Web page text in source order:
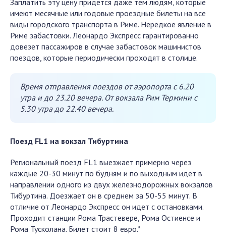
Заплатить эту цену придется даже тем людям, которые
имеют месячные или годовые проездные билеты на все
виды городского транспорта в Риме. Нередкое явление в
Риме забастовки. Леонардо Экспресс гарантированно
довезет пассажиров в случае забастовок машинистов
поездов, которые периодически проходят в столице.
Время отправления поездов от аэропорта с 6.20
утра и до 23.20 вечера. От вокзала Рим Термини с
5.30 утра до 22.40 вечера.
Поезд FL1 на вокзал Тибуртина
Региональный поезд FL1 выезжает примерно через
каждые 20-30 минут по будням и по выходным идет в
направлении одного из двух железнодорожных вокзалов
Тибуртина. Доезжает он в среднем за 50-55 минут. В
отличие от Леонардо Экспресс он идет с остановками.
Проходит станции Рома Трастевере, Рома Остиенсе и
Рома Тусколана. Билет стоит 8 евро.*